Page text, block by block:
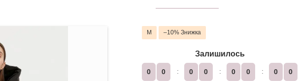
M –10%
Залишилось
0
0
0
0
0
0
0
0